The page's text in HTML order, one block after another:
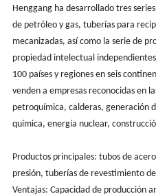
Henggang ha desarrollado tres
de petróleo y gas, tuberías para
mecanizadas, así como la serie de
propiedad intelectual
100 países y regiones en seis
venden a empresas reconocidas en
petroquímica, calderas, generación
química, energía nuclear,
Productos principales: tubos de
presión, tuberías de revestimiento
Ventajas: Capacidad de producción